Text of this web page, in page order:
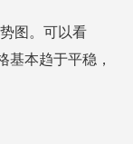
图。可以看
基本趋于平稳，